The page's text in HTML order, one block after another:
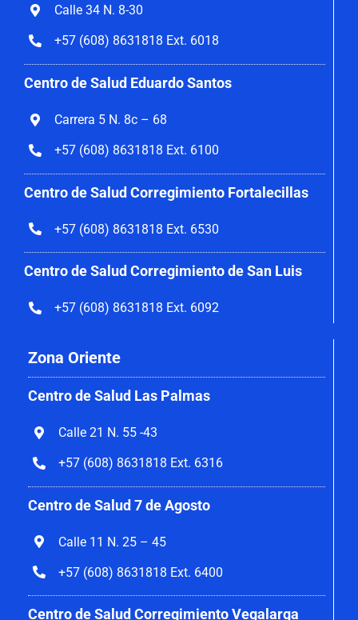
Calle 34 N. 8-30
+57 (608) 8631818 Ext. 6018
Centro de Salud Eduardo Santos
Carrera 5 N. 8c – 68
+57 (608) 8631818 Ext. 6100
Centro de Salud Corregimiento Fortalecillas
+57 (608) 8631818 Ext. 6530
Centro de Salud Corregimiento de San Luis
+57 (608) 8631818 Ext. 6092
Zona Oriente
Centro de Salud Las Palmas
Calle 21 N. 55 -43
+57 (608) 8631818 Ext. 6316
Centro de Salud 7 de Agosto
Calle 11 N. 25 – 45
+57 (608) 8631818 Ext. 6400
Centro de Salud Corregimiento Vegalarga